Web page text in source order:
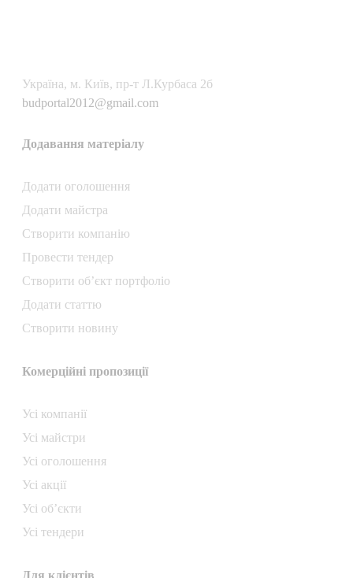
Українa, м. Київ, пр-т Л.Курбаса 2б
budportal2012@gmail.com
Додавання матеріалу
Додати oголошення
Додати майстра
Створити компанiю
Провести тендер
Створити об’єкт портфоліо
Додати статтю
Створити новину
Комерційні пропозиції
Усі компанії
Усі майстри
Усі оголошення
Усі акції
Усі об’єкти
Усі тендери
Для клієнтів